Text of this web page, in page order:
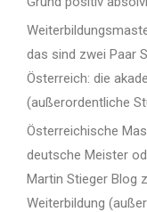
das sind zwei Paar
Österreich: die
(außerordentliche
Österreichische
deutsche Meister
Martin Stieger Blog
Weiterbildung